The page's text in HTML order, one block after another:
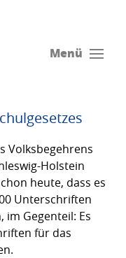
Menü
Volksbegehrens
Holstein
heute, dass es
Unterschriften
Gegenteil: Es
für das